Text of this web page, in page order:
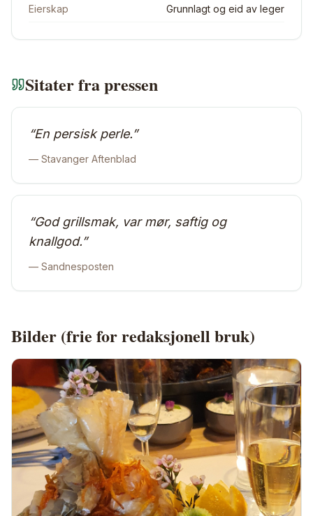
Eierskap Grunnlagt og eid av leger
Sitater fra pressen
“En persisk perle.”
— Stavanger Aftenblad
“God grillsmak, var mør, saftig og
knallgod.”
— Sandnesposten
Bilder (frie for redaksjonell bruk)